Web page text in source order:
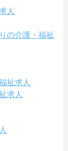
人
の介護・福祉
祉求人
求人